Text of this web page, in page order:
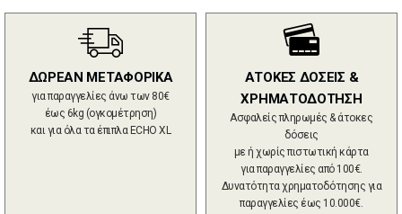
ΔΩΡΕΑΝ ΜΕΤΑΦΟΡΙΚΑ
για παραγγελίες άνω των 80€
έως 6kg (ογκομέτρηση)
και για όλα τα έπιπλα ECHO XL
ΑΤΟΚΕΣ ΔΟΣΕΙΣ &
ΧΡΗΜΑΤΟΔΟΤΗΣΗ
Ασφαλείς πληρωμές & άτοκες
δόσεις
με ή χωρίς πιστωτική κάρτα
για παραγγελίες από 100€.
Δυνατότητα χρηματοδότησης για
παραγγελίες έως 10.000€.